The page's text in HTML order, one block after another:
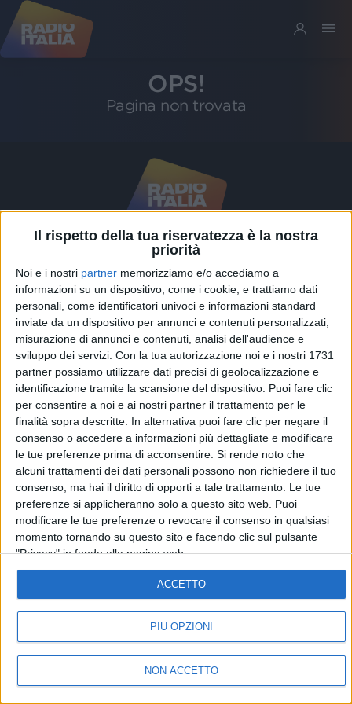
Il rispetto della tua riservatezza è la nostra
priorità
Noi e i nostri partner memorizziamo e/o accediamo a
informazioni su un dispositivo, come i cookie, e trattiamo dati
personali, come identificatori univoci e informazioni standard
inviate da un dispositivo per annunci e contenuti personalizzati,
misurazione di annunci e contenuti, analisi dell'audience e
sviluppo dei servizi. Con la tua autorizzazione noi e i nostri 1731
partner possiamo utilizzare dati precisi di geolocalizzazione e
identificazione tramite la scansione del dispositivo. Puoi fare clic
per consentire a noi e ai nostri partner il trattamento per le
finalità sopra descritte. In alternativa puoi fare clic per negare il
consenso o accedere a informazioni più dettagliate e modificare
le tue preferenze prima di acconsentire. Si rende noto che
alcuni trattamenti dei dati personali possono non richiedere il tuo
consenso, ma hai il diritto di opporti a tale trattamento. Le tue
preferenze si applicheranno solo a questo sito web. Puoi
modificare le tue preferenze o revocare il consenso in qualsiasi
momento tornando su questo sito e facendo clic sul pulsante
"Privacy" in fondo alla pagina web.
PIÙ OPZIONI
NON ACCETTO
ACCETTO
OPS!
Pagina non trovata
Riservatezza
SEGUICI
©2026RADIO ITALIA S.p.A. P.IVA 06832230152 | Tutti i diritti riservati. Per
derivanti dalla normativa dei diritti d'autore e dei diritti connessi.
Capitale Sociale € 580.000,00 interamente versato. Iscr. Reg. Imprese
Milano - C.F. e n° iscrizione 06832230152. Iscritta al R.E.A. di Milano al n°
1125258. Testata giornalistica Registrata n°286 - 3 Aprile 1987.
Sede Amministrativa: Viale Europa 49, 20093 Cologno Monzese (Mi)
|Tel. +39 02 254441 | Fax +39 02 25444220
Sede Legale: Via Savona 97, 20144 Milano